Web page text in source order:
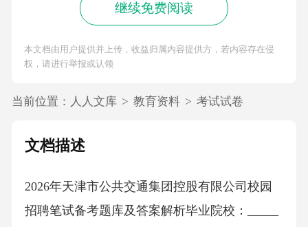
继续免费阅读
本文档由用户提供并上传，收益归属内容提供方，若内容存在侵
权，请进行举报或认领
当前位置： 人人文库 > 教育资料 > 考试试卷
文档描述
2026年天津市公共交通集团控股有限公司校园
招聘笔试备考题库及答案解析毕业院校：_____